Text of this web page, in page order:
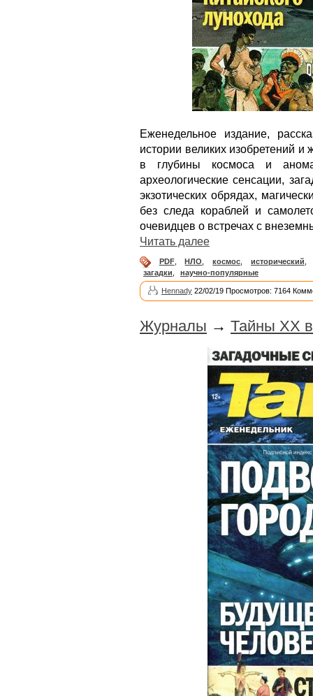
Еженедельное издание,
истории великих изобретений
в глубины космоса и
археологические сенсации,
экзотических обрядах,
без следа кораблей и
очевидцев о встречах с
Читать далее
PDF, НЛО космос исторический
загадки, научно-популярные
Hennady 22/02/19 Просмотров: 7164
Журналы → Тайны ХХ